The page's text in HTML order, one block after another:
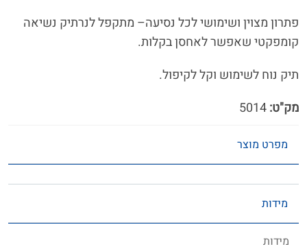
פתרון מצוין ושימושי לכל נסיעה– מתקפל לנרתיק נשיאה
קומפקטי שאפשר לאחסן בקלות.
תיק נוח לשימוש וקל לקיפול.
מק"ט:
מפרט מוצר
מידות
מידות